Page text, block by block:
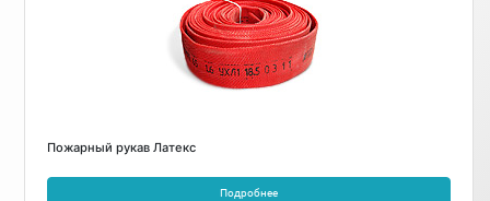
Пожарный рукав Латекс
Подробнее